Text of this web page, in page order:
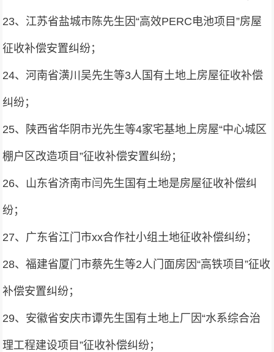
23、江苏省盐城市陈先生因“高效PERC电池项目”房屋
征收补偿安置纠纷；
24、河南省潢川吴先生等3人国有土地上房屋征收补偿
纠纷；
25、陕西省华阴市光先生等4家宅基地上房屋“中心城区
棚户区改造项目”征收补偿安置纠纷；
26、山东省济南市闫先生国有土地是房屋征收补偿纠
纷；
27、广东省江门市xx合作社小组土地征收补偿纠纷；
28、福建省厦门市蔡先生等2人门面房因“高铁项目”征收
补偿安置纠纷；
29、安徽省安庆市谭先生国有土地上厂因“水系综合治
理工程建设项目”征收补偿纠纷；